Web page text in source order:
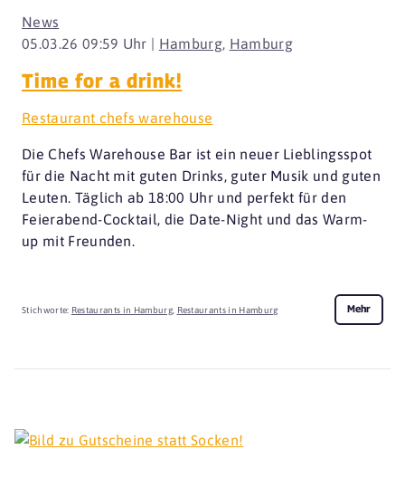
05.03.26 09:59 Uhr | Hamburg, Hamburg
News
Time for a drink!
Restaurant chefs warehouse
Die Chefs Warehouse Bar ist ein neuer Lieblingsspot
für die Nacht mit guten Drinks, guter Musik und guten
Leuten. Täglich ab 18:00 Uhr und perfekt für den
Feierabend-Cocktail, die Date-Night und das Warm-
up mit Freunden.
Stichworte: Restaurants in Hamburg, Restaurants in Hamburg Mehr